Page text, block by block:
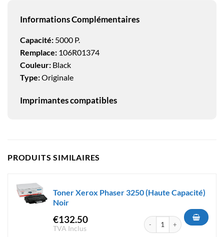
Informations Complémentaires
Capacité: 5000 P.
Remplace: 106R01374
Couleur: Black
Type:Originale
Imprimantes compatibles
PRODUITS SIMILAIRES
Toner Xerox Phaser 3250 (Haute Capacité)
Noir
€132.50
TVA Inclus
quantité de Toner Xerox